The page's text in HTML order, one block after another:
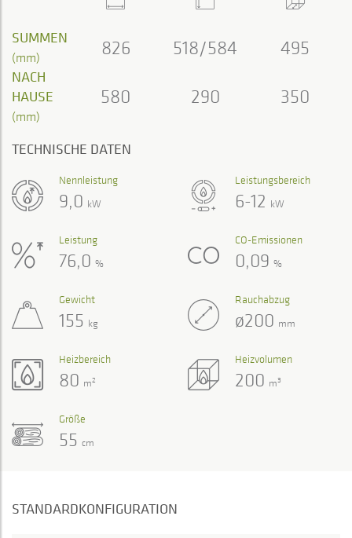
SUMMEN
(mm) 826 518/584 495
NACH
HAUSE
(mm)
580 290 350
TECHNISCHE DATEN
Leistungsbereich
6-12 kW
Nennleistung
9,0 kW
Leistung
76,0 %
CO-Emissionen
0,09 %
Heizvolumen
200 m3
Heizbereich
80 m2
Gewicht
155 kg
Rauchabzug
ø200 mm
Größe
55 cm
STANDARDKONFIGURATION